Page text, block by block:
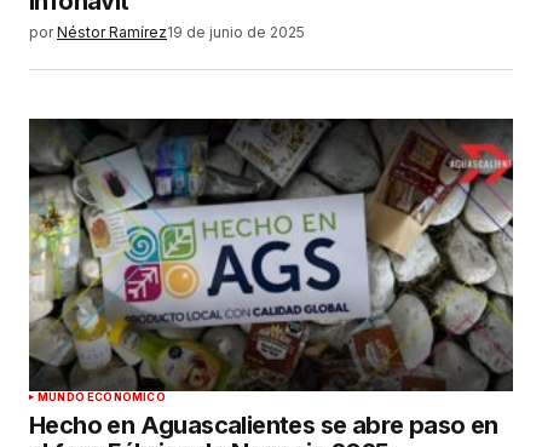
por Néstor Ramírez19 de junio de 2025
MUNDO ECONÓMICO
Hecho en Aguascalientes se abre paso en